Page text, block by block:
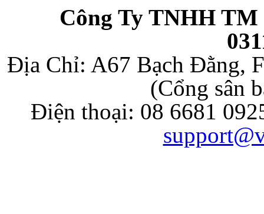
Công Ty TNHH
Địa Chỉ: A67 Bạch Đằng,
(Cổng sân
Điện thoại: 08 6681